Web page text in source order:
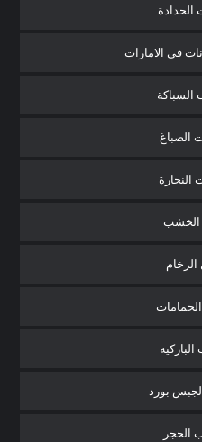
الحدادة
في الامارات
السباكة
الصباغ
النجارة
الخشب
الرخام
بورد
الحجر